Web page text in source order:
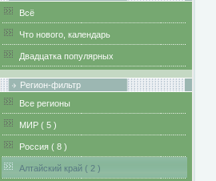
Всё
Что нового, календарь
Двадцатка популярных
Регион-фильтр
Все регионы
MИР ( 5 )
Pоссия ( 8 )
Алтайский край ( 2 )